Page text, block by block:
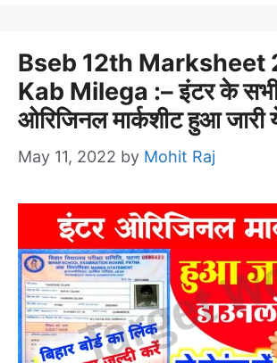
Bseb 12th Marksheet
Kab Milega :– इंटर के सभी
ओरिजिनल मार्कशीट हुआ जारी
May 11, 2022 by Mohit Raj